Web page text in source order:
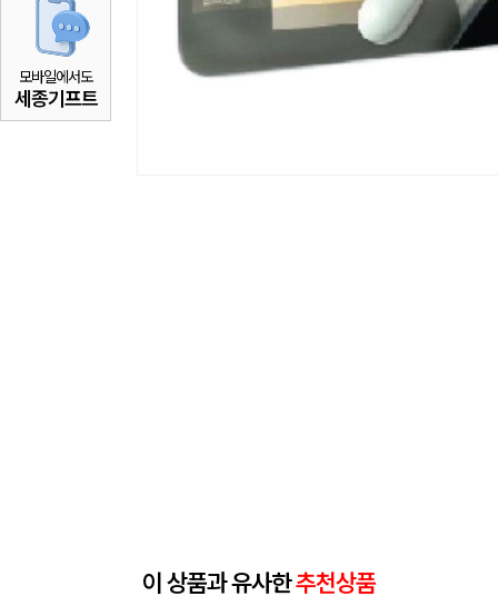
모바일에서도
세종기프트
이 상품과 유사한추천상품